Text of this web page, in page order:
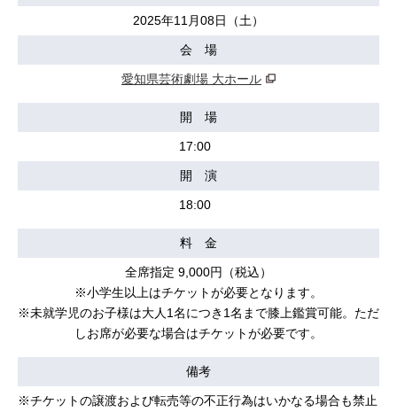
2025年11月08日（土）
会 場
愛知県芸術劇場 大ホール
開 場
17:00
開 演
18:00
料 金
全席指定 9,000円（税込）
※小学生以上はチケットが必要となります。
※未就学児のお子様は大人1名につき1名まで膝上鑑賞可能。ただ
しお席が必要な場合はチケットが必要です。
備考
※チケットの譲渡および転売等の不正行為はいかなる場合も禁止